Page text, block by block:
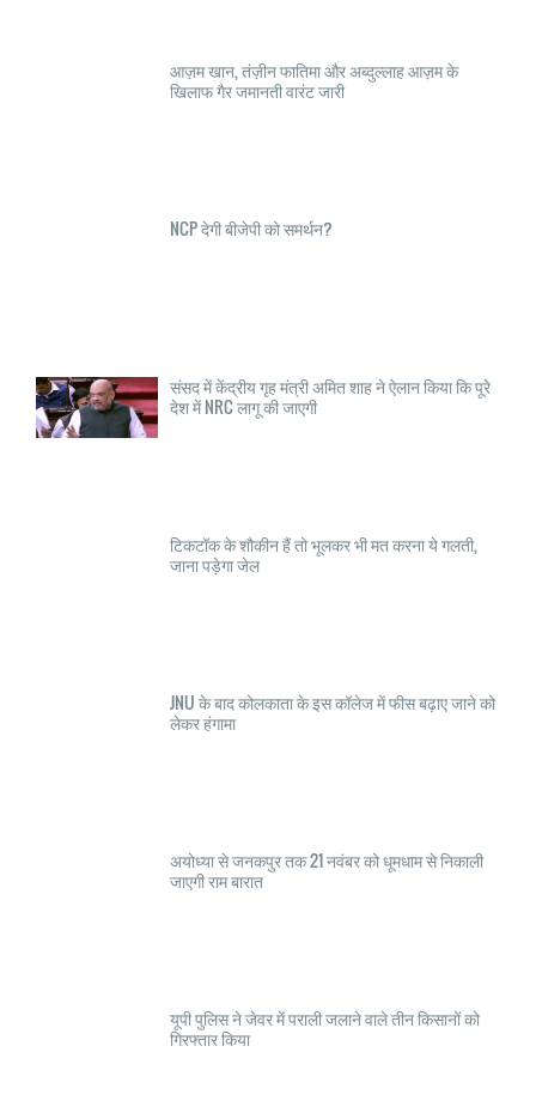
आज़म खान, तंज़ीन फातिमा और अब्दुल्लाह आज़म के
खिलाफ गैर जमानती वारंट जारी
NCP देगी बीजेपी को समर्थन?
संसद में केंद्रीय गृह मंत्री अमित शाह ने ऐलान किया कि पूरे
देश में NRC लागू की जाएगी
टिकटॉक के शौकीन हैं तो भूलकर भी मत करना ये गलती,
जाना पड़ेगा जेल
JNU के बाद कोलकाता के इस कॉलेज में फीस बढ़ाए जाने को
लेकर हंगामा
अयोध्या से जनकपुर तक 21 नवंबर को धूमधाम से निकाली
जाएगी राम बारात
यूपी पुलिस ने जेवर में पराली जलाने वाले तीन किसानों को
गिरफ्तार किया